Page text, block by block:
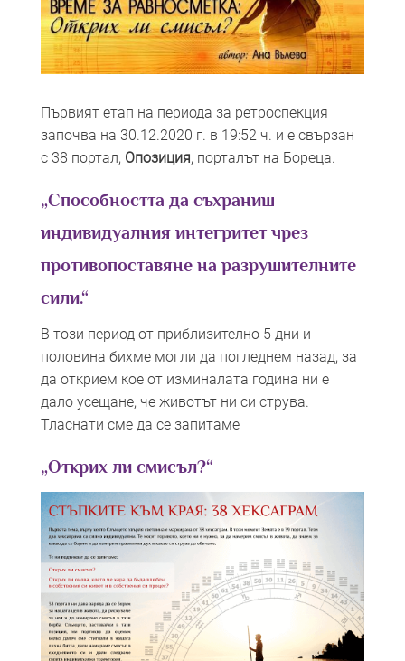
Първият етап на периода за ретроспекция
започва на 30.12.2020 г. в 19:52 ч. и е свързан
с 38 портал, Опозиция, порталът на Бореца.
„Способността да съхраниш
индивидуалния интегритет чрез
противопоставяне на разрушителните
сили.“
В този период от приблизително 5 дни и
половина бихме могли да погледнем назад, за
да открием кое от изминалата година ни е
дало усещане, че животът ни си струва.
Тласнати сме да се запитаме
„Открих ли смисъл?“